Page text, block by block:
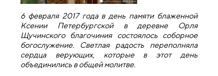
6 февраля 2017 года в день памяти блаженной
Ксении Петербургской в деревне Орля
Щучинского благочиния состоялось соборное
богослужение. Светлая радость переполняла
сердца верующих, которые в этот день
объединились в общей молитве.